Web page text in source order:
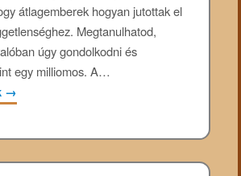
átlagemberek hogyan jutottak el
Megtanulhatod,
úgy gondolkodni és
egy milliomos. A…
→